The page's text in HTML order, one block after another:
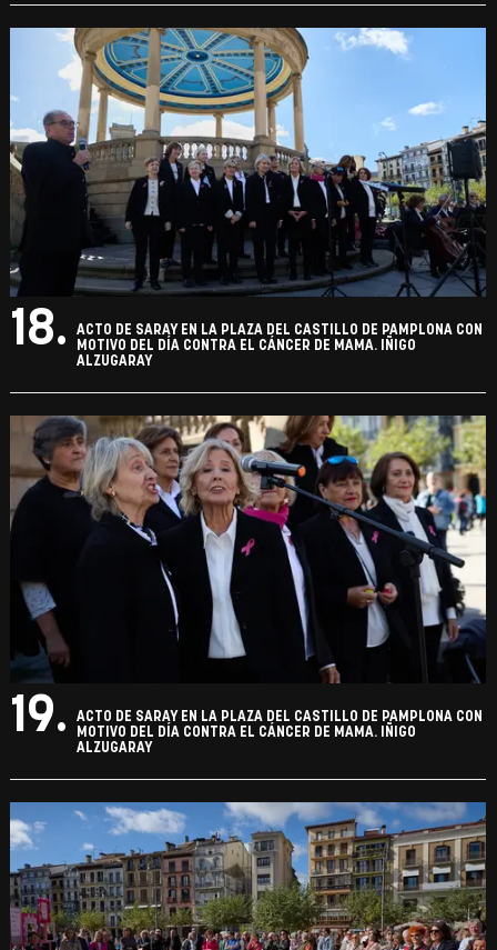
18.
ACTO DE SARAY EN LA PLAZA DEL CASTILLO DE PAMPLONA CON
MOTIVO DEL DÍA CONTRA EL CÁNCER DE MAMA. IÑIGO
ALZUGARAY
19.
ACTO DE SARAY EN LA PLAZA DEL CASTILLO DE PAMPLONA CON
MOTIVO DEL DÍA CONTRA EL CÁNCER DE MAMA. IÑIGO
ALZUGARAY